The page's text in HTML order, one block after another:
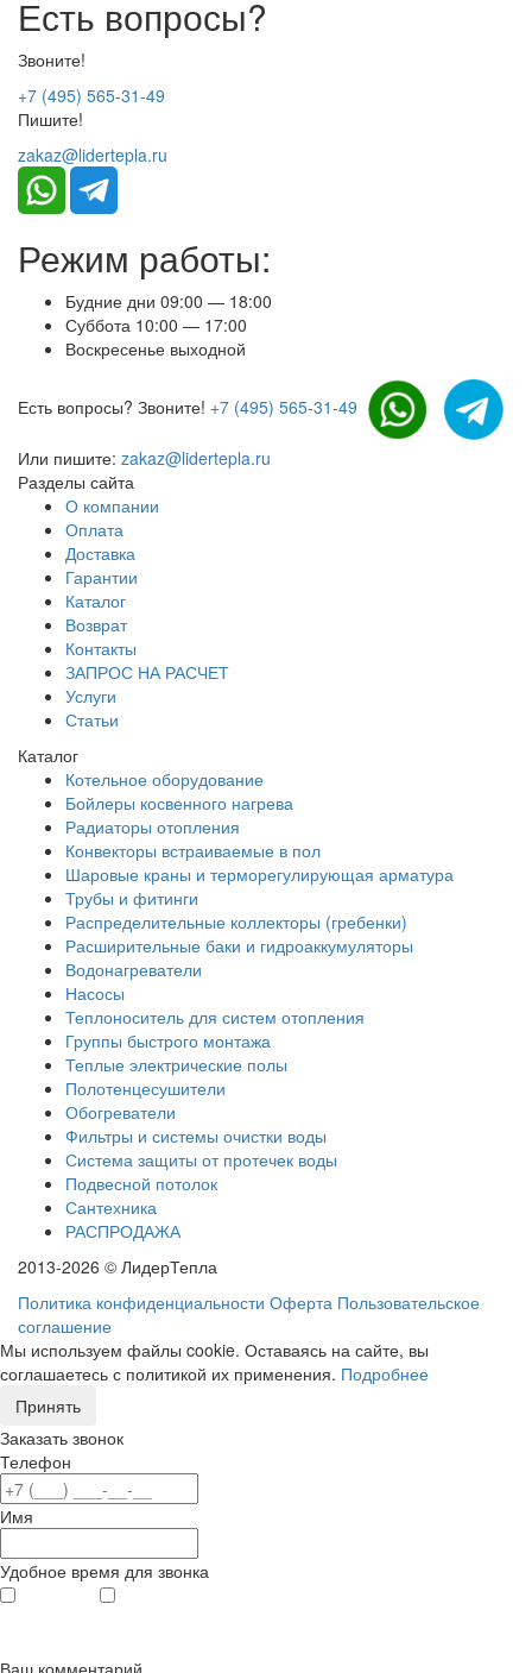
Есть вопросы?
Звоните!
+7 (495) 565-31-49
Пишите!
zakaz@lidertepla.ru
Режим работы:
Будние дни 09:00 — 18:00
Суббота 10:00 — 17:00
Воскресенье выходной
Есть вопросы? Звоните! +7 (495) 565-31-49
Или пишите: zakaz@lidertepla.ru
Разделы сайта
О компании
Оплата
Доставка
Гарантии
Каталог
Возврат
Контакты
ЗАПРОС НА РАСЧЕТ
Услуги
Статьи
Каталог
Котельное оборудование
Бойлеры косвенного нагрева
Радиаторы отопления
Конвекторы встраиваемые в пол
Шаровые краны и терморегулирующая арматура
Трубы и фитинги
Распределительные коллекторы (гребенки)
Расширительные баки и гидроаккумуляторы
Водонагреватели
Насосы
Теплоноситель для систем отопления
Группы быстрого монтажа
Теплые электрические полы
Полотенцесушители
Обогреватели
Фильтры и системы очистки воды
Система защиты от протечек воды
Подвесной потолок
Сантехника
РАСПРОДАЖА
2013-2026 © ЛидерТепла
Политика конфиденциальности Оферта Пользовательское
соглашение
Мы используем файлы cookie. Оставаясь на сайте, вы
соглашаетесь с политикой их применения. Подробнее
Принять
Заказать звонок
Телефон
Имя
Удобное время для звонка
Ваш комментарий